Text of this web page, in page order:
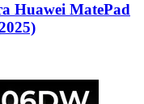
Huawei MatePad